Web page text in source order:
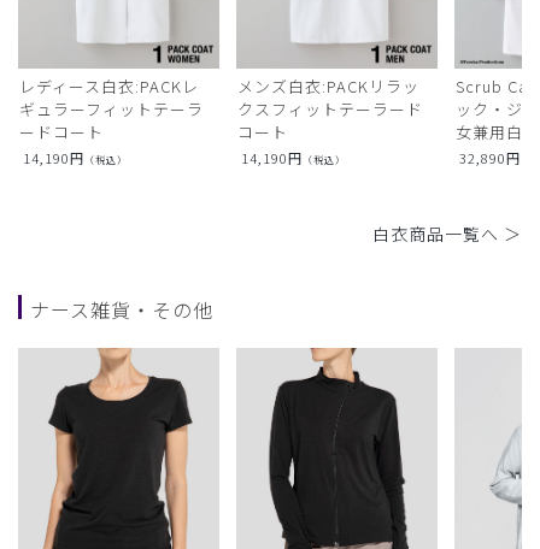
レディース白衣:PACKレ
ギュラーフィットテーラ
ードコート
14,190円 （税込）
メンズ白衣:PACKリラッ
クスフィットテーラード
コート
14,190円 （税込）
Scrub
ック・ジ
女兼用白
32,890円
白衣商品一覧へ ＞
ナース雑貨・その他